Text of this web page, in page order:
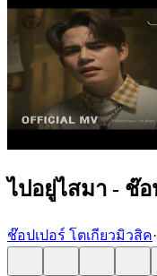
ไปอยู่ไสมา - ช๊อ
ช๊อปเปอร์ โตเกียวมิวสิค·